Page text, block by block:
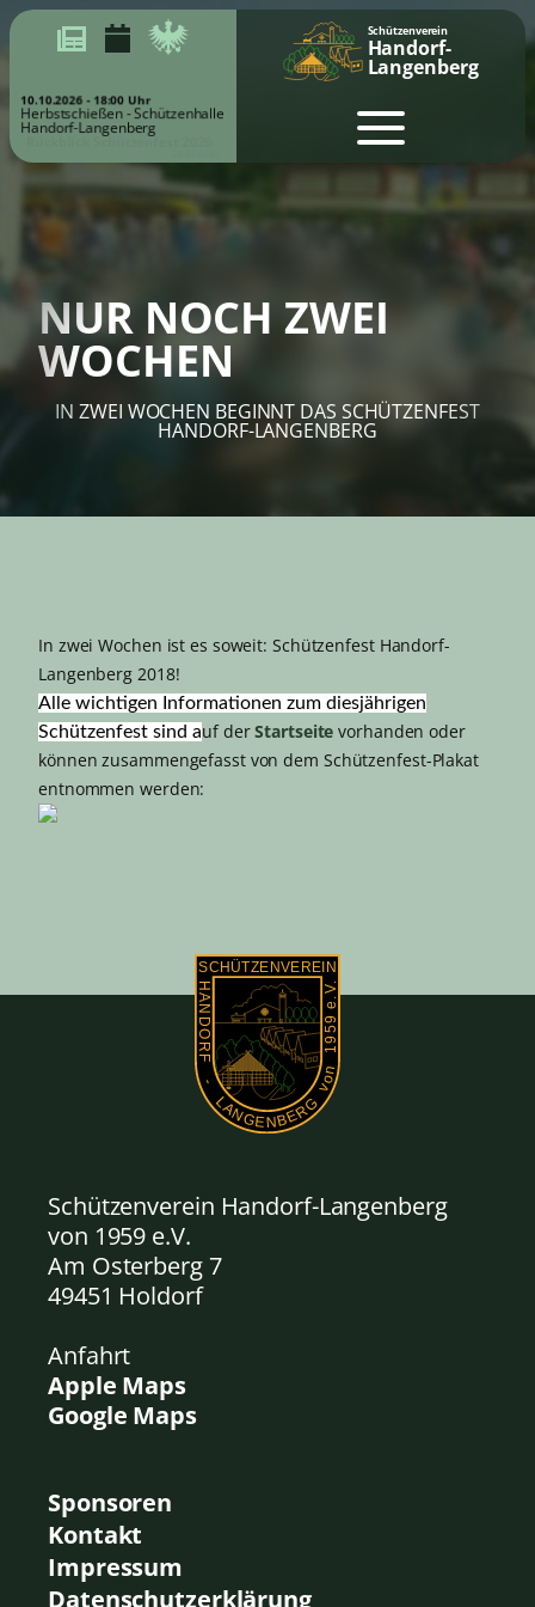
Schützenverein
Handorf-
Langenberg
10.10.2026 - 18:00 Uhr
Herbstschießen - Schützenhalle
Handorf-Langenberg
NUR NOCH ZWEI
WOCHEN
IN ZWEI WOCHEN BEGINNT DAS SCHÜTZENFEST
HANDORF-LANGENBERG
In zwei Wochen ist es soweit: Schützenfest Handorf-
Langenberg 2018!
Alle wichtigen Informationen zum diesjährigen
Schützenfest sind auf derStartseite vorhanden oder
können zusammengefasst von dem Schützenfest-Plakat
entnommen werden:
Schützenverein Handorf-Langenberg
von 1959 e.V.
Am Osterberg 7
49451 Holdorf
Anfahrt
Apple Maps
Google Maps
Sponsoren
Kontakt
Impressum
Datenschutzerklärung